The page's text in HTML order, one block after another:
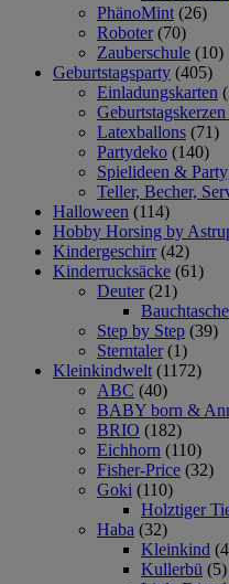
PhänoMint (26)
Roboter (70)
Zauberschule (10)
Geburtstagsparty (405)
Einladungskarten
Latexballons (71)
Partydeko (140)
Spielideen &
Teller, Becher,
Halloween (114)
Hobby Horsing by
Kindergeschirr (42)
Kinderrucksäcke (61)
Deuter (21)
Step by Step (39)
Sterntaler (1)
Kleinkindwelt (1172)
ABC (40)
BABY born &
BRIO (182)
Eichhorn (110)
Fisher-Price (32)
Goki (110)
Holztiger
Haba (32)
Kleinkind
Kullerbü (5)